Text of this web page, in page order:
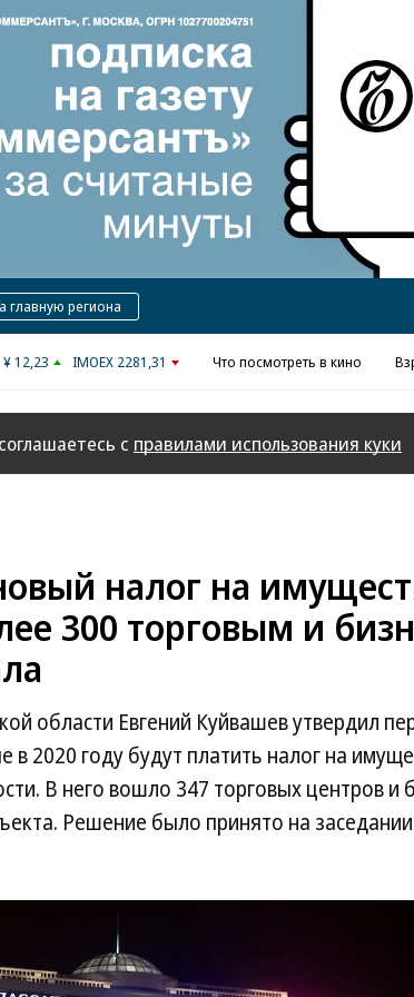
Реклама в «Ъ»
главную региона
¥ 12,23 IMOEX 2281,31 Что посмотреть в кино
с правилами использования куки
налог на
300 торговым и
области Евгений Куйвашев утвердил
в 2020 году будут платить налог на
В него вошло 347 торговых центров и
Решение было принято на